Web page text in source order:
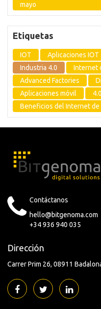
mayo
Etiquetas
IOT Aplicaciones IOT
Industria 4.0
Internet
Advanced Factories
Aplicaciones móvil
4.0
Beneficios del Internet de
Contáctanos
hello@bitgenoma.com
+34 936 940 035
Dirección
Carrer Prim 26 08911